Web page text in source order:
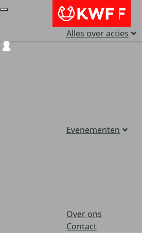
Alles over acties
Evenementen
Over ons
Contact